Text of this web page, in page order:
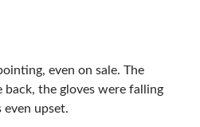
even on sale. The
back, the gloves were falling
upset.